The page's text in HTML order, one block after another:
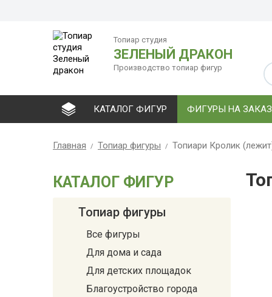
Топиар студия
ЗЕЛЕНЫЙ ДРАКОН
Производство топиар фигур
КАТАЛОГ ФИГУР ФИГУРЫ НА ЗАКАЗ
Главная Топиар фигуры Топиари Кролик
КАТАЛОГ ФИГУР
Топиар фигуры
Все фигуры
Для дома и сада
Для детских площадок
Благоустройство города